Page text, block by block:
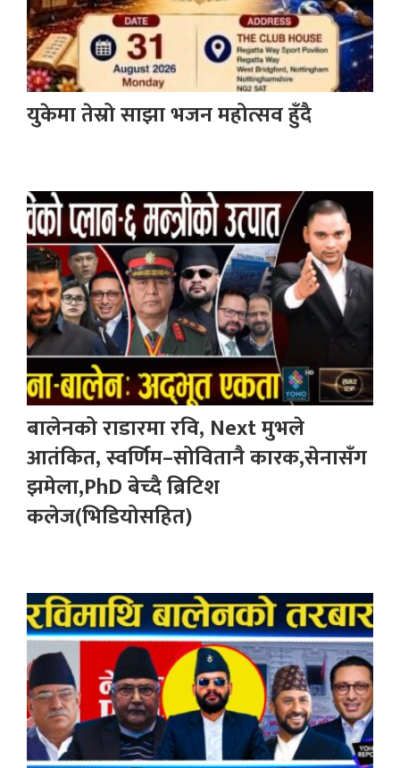
युकेमा तेस्रो साझा भजन महोत्सव हुँदै
बालेनको राडारमा रवि, Next मुभले
आतंकित, स्वर्णिम–सोवितानै कारक,सेनासँग
झमेला,PhD बेच्दै ब्रिटिश
कलेज(भिडियोसहित)